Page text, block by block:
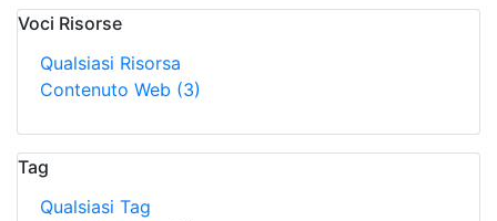
Voci Risorse
Qualsiasi Risorsa
Contenuto Web (3)
Tag
Qualsiasi Tag